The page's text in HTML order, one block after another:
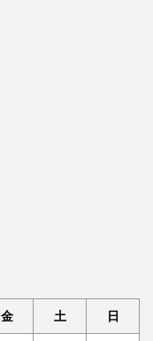
金 土 日